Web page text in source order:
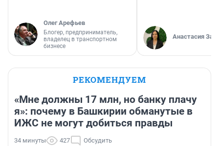
Олег Арефьев
Блогер, предприниматель,
владелец в транспортном
бизнесе
Анастасия
РЕКОМЕНДУЕМ
«Мне должны 17 млн, но банку плачу
я»: почему в Башкирии обманутые в
ИЖС не могут добиться правды
34 минуты 427 Обсудить